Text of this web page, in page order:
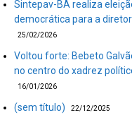
Sintepav-BA realiza
democrática para a
25/02/2026
Voltou forte: Bebeto
no centro do xadrez
16/01/2026
(sem título) 22/12/2025